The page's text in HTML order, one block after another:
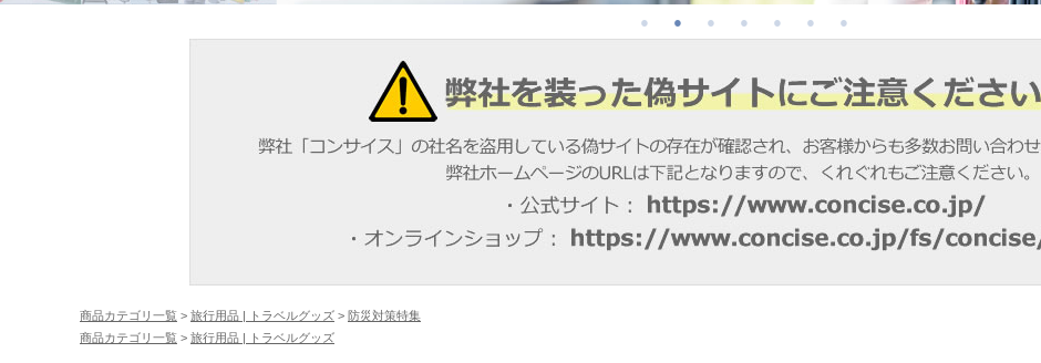
商品カテゴリ一覧 > 旅行用品 | トラベルグッズ > 防災対策特集
商品カテゴリ一覧 > 旅行用品 | トラベルグッズ